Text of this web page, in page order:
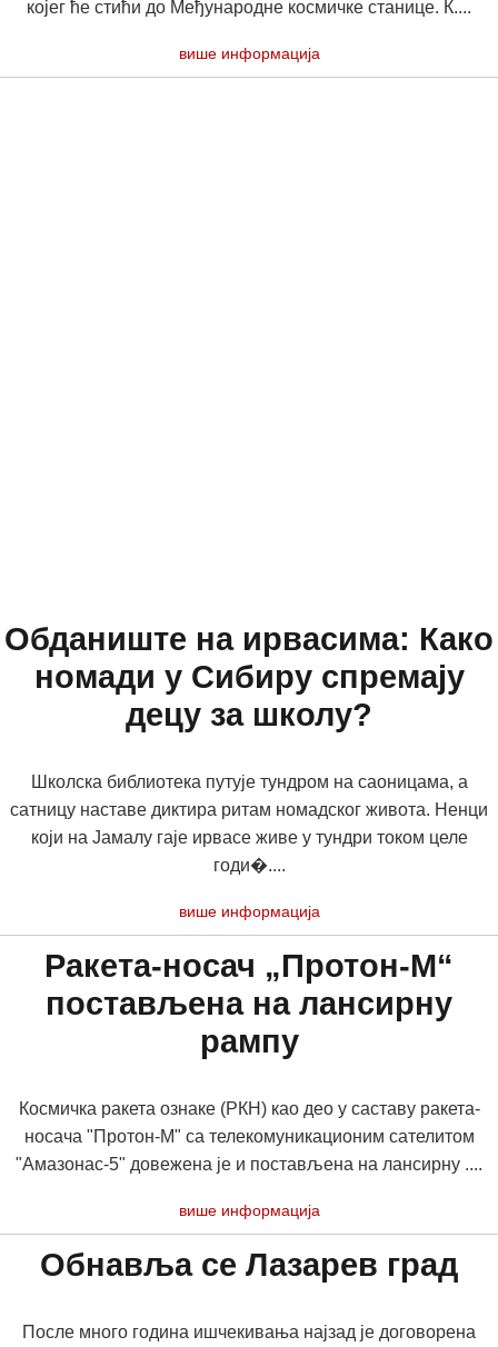
којег ће стићи до Међународне космичке станице. К....
више информација
Обданиште на ирвасима: Како
номади у Сибиру спремају
децу за школу?
Школска библиотека путује тундром на саоницама, а
сатницу наставе диктира ритам номадског живота. Ненци
који на Јамалу гаје ирвасе живе у тундри током целе
годи�....
више информација
Ракета-носач „Протон-М“
постављена на лансирну
рампу
Космичка ракета ознаке (РКН) као део у саставу ракета-
носача "Протон-М" са телекомуникационим сателитом
"Амазонас-5" довежена је и постављена на лансирну ....
више информација
Обнавља се Лазарев град
После много година ишчекивања најзад је договорена